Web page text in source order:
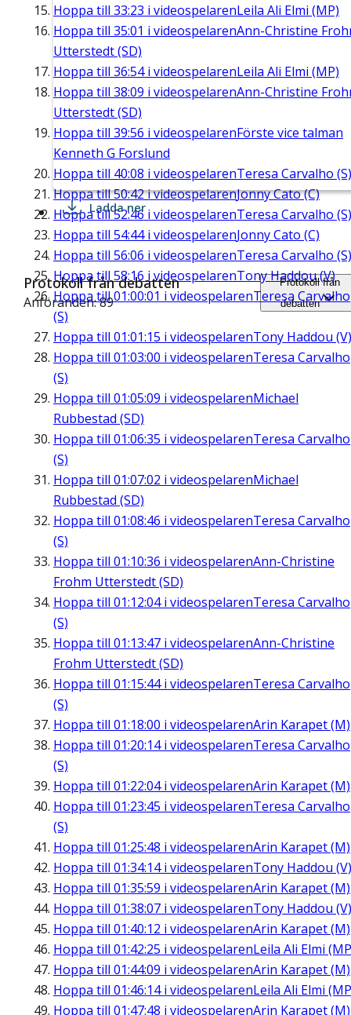
Hoppa till 33:23 i videospelarenLeila Ali Elmi (MP)
Hoppa till 35:01 i videospelarenAnn-Christine
Utterstedt (SD)
Hoppa till 36:54i videospelarenLeila Ali Elmi (MP)
Hoppa till 38:09 i videospelarenAnn-Christine
Utterstedt (SD)
Hoppa till 39:56 i videospelarenFörste vice talman
Kenneth G Forslund
Hoppa till 40:08 i videospelarenTeresa Carvalho (S)
Hoppa till50:42i videospelarenJonny Cato (C)
Hoppa till52:46 i videospelarenTeresa Carvalho (S)
Hoppa till 54:44i videospelarenJonny Cato (C)
Hoppa till 56:06 i videospelarenTeresa Carvalho (S)
Hoppa till 58:16 i videospelarenTony Haddou (V)
Hoppa till01:00:01 i videospelarenTeresa Carvalho
(S)
Hoppa till 01:01:15 i videospelarenTony Haddou (V)
Hoppa till 01:03:00 i videospelarenTeresa Carvalho
(S)
Hoppa till 01:05:09 i videospelarenMichael
Rubbestad (SD)
Hoppa till 01:06:35 i videospelarenTeresa Carvalho
(S)
Hoppa till 01:07:02 i videospelarenMichael
Rubbestad (SD)
Hoppa till 01:08:46 i videospelarenTeresa Carvalho
(S)
Hoppa till 01:10:36 i videospelarenAnn-Christine
Frohm Utterstedt (SD)
Hoppa till 01:12:04i videospelarenTeresa Carvalho
(S)
Hoppa till 01:13:47 i videospelarenAnn-Christine
Frohm Utterstedt (SD)
Hoppa till 01:15:44i videospelarenTeresa Carvalho
(S)
Hoppa till 01:18:00 i videospelarenArin Karapet (M)
Hoppa till 01:20:14i videospelarenTeresa Carvalho
(S)
Hoppa till 01:22:04i videospelarenArin Karapet (M)
Hoppa till 01:23:45 i videospelarenTeresa Carvalho
(S)
Hoppa till 01:25:48 i videospelarenArin Karapet (M)
Hoppa till 01:34:14i videospelarenTony Haddou (V)
Hoppa till 01:35:59 i videospelarenArin Karapet (M)
Hoppa till 01:38:07 i videospelarenTony Haddou (V)
Hoppa till 01:40:12 i videospelarenArin Karapet (M)
Hoppa till 01:42:25 i videospelarenLeila Ali Elmi
Hoppa till 01:44:09 i videospelarenArin Karapet (M)
Hoppa till 01:46:14i videospelarenLeila Ali Elmi
Hoppa till 01:47:48 i videospelarenArin Karapet (M)
Ladda ner
Protokoll från debatten
Anföranden: 89
Protokoll från
debatten